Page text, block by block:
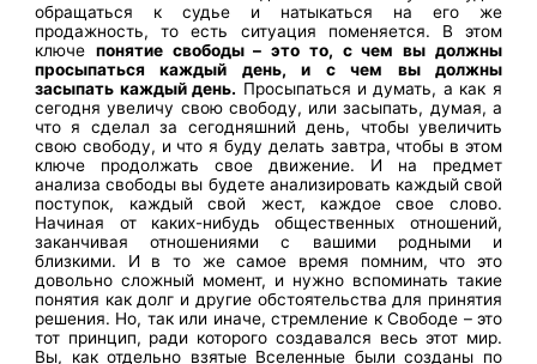
обращаться к судье и натыкаться на его же
продажность, то есть ситуация поменяется. В этом
ключе понятие свободы – это то, с чем вы должны
просыпаться каждый день, и с чем вы должны
засыпать каждый день. Просыпаться и думать, а как я
сегодня увеличу свою свободу, или засыпать, думая, а
что я сделал за сегодняшний день, чтобы увеличить
свою свободу, и что я буду делать завтра, чтобы в этом
ключе продолжать свое движение. И на предмет
анализа свободы вы будете анализировать каждый свой
поступок, каждый свой жест, каждое свое слово.
Начиная от каких-нибудь общественных отношений,
заканчивая отношениями с вашими родными и
близкими. И в то же самое время помним, что это
довольно сложный момент, и нужно вспоминать такие
понятия как долг и другие обстоятельства для принятия
решения. Но, так или иначе, стремление к Свободе – это
тот принцип, ради которого создавался весь этот мир.
Вы, как отдельно взятые Вселенные были созданы по